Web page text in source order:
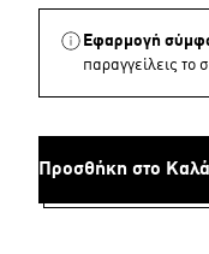
Εφαρμογή
παραγγείλεις το
Προσθήκη στο